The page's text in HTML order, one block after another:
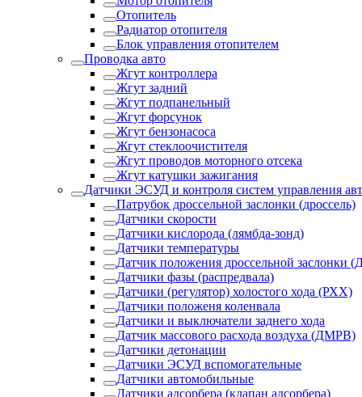
Отопитель
Радиатор отопителя
Блок управления отопителем
Проводка авто
Жгут контроллера
Жгут задний
Жгут подпанельный
Жгут форсунок
Жгут бензонасоса
Жгут стеклоочистителя
Жгут проводов моторного отсека
Жгут катушки зажигания
Датчики ЭСУД и контроля систем управления
Патрубок дроссельной заслонки (дроссель)
Датчики скорости
Датчики кислорода (лямбда-зонд)
Датчики температуры
Датчик положения дроссельной заслонки
Датчики фазы (распредвала)
Датчики (регулятор) холостого хода (РХХ)
Датчики положеня коленвала
Датчики и выключатели заднего хода
Датчик массового расхода воздуха (ДМРВ)
Датчики детонации
Датчики ЭСУД вспомогательные
Датчики автомобильные
Датчики адсорбера (клапан адсорбера)